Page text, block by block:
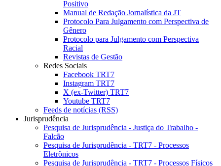
Positivo
Manual de Redação Jornalística da JT
Protocolo Para Julgamento com Perspectiva de
Gênero
Protocolo para Julgamento com Perspectiva
Racial
Revistas de Gestão
Redes Sociais
Facebook TRT7
Instagram TRT7
X (ex-Twitter) TRT7
Youtube TRT7
Feeds de notícias (RSS)
Jurisprudência
Pesquisa de Jurisprudência - Justiça do Trabalho -
Falcão
Pesquisa de Jurisprudência - TRT7 - Processos
Eletrônicos
Pesquisa de Jurisprudência - TRT7 - Processos Físicos